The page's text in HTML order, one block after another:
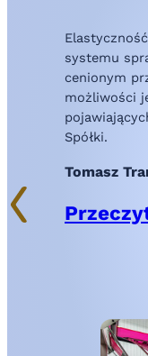
systemu
cenionym
możliwości
Spółki.
Tomasz